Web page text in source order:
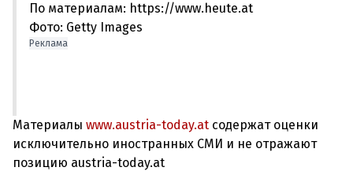
По материалам: https://www.heute.at
Фото: Getty Images
Реклама
Материалы www.austria-today.at содержат оценки
исключительно иностранных СМИ и не отражают
позицию austria-today.at